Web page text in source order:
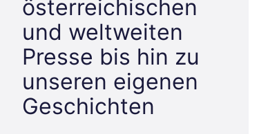
österreichischen
und weltweiten
Presse bis hin zu
unseren eigenen
Geschichten